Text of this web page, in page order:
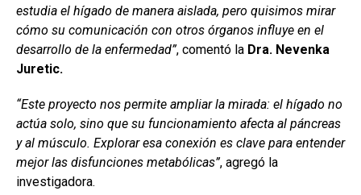
estudia el hígado de manera aislada, pero quisimos mirar
cómo su comunicación con otros órganos influye en el
desarrollo de la enfermedad”, comentó la Dra. Nevenka
Juretic.
“Este proyecto nos permite ampliar la mirada: el hígado no
actúa solo, sino que su funcionamiento afecta al páncreas
y al músculo. Explorar esa conexión es clave para entender
mejor las disfunciones metabólicas”, agregó la
investigadora.